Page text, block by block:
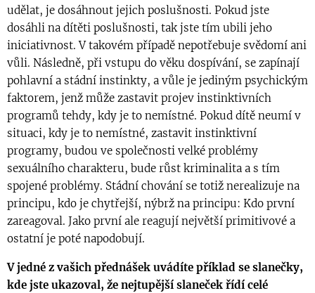
udělat, je dosáhnout jejich poslušnosti. Pokud jste
dosáhli na dítěti poslušnosti, tak jste tím ubili jeho
iniciativnost. V takovém případě nepotřebuje svědomí ani
vůli. Následně, při vstupu do věku dospívání, se zapínají
pohlavní a stádní instinkty, a vůle je jediným psychickým
faktorem, jenž může zastavit projev instinktivních
programů tehdy, kdy je to nemístné. Pokud dítě neumí v
situaci, kdy je to nemístné, zastavit instinktivní
programy, budou ve společnosti velké problémy
sexuálního charakteru, bude růst kriminalita a s tím
spojené problémy. Stádní chování se totiž nerealizuje na
principu, kdo je chytřejší, nýbrž na principu: Kdo první
zareagoval. Jako první ale reagují největší primitivové a
ostatní je poté napodobují.
V jedné z vašich přednášek uvádíte příklad se slanečky,
kde jste ukazoval, že nejtupější slaneček řídí celé